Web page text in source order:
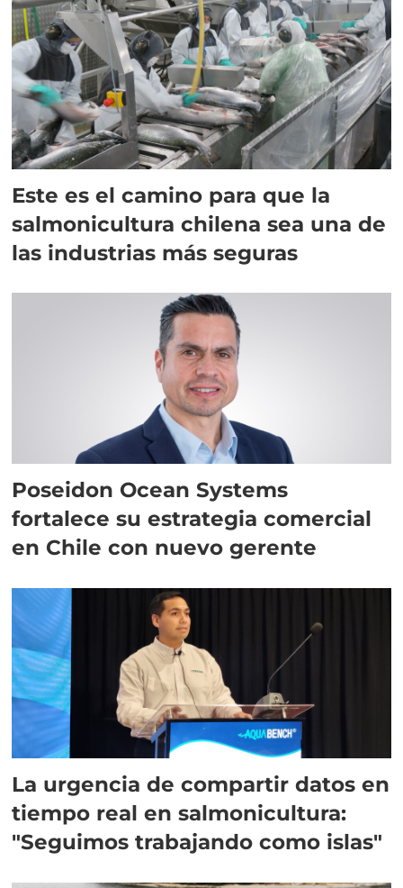
Este es el camino para que la
salmonicultura chilena sea una de
las industrias más seguras
Poseidon Ocean Systems
fortalece su estrategia comercial
en Chile con nuevo gerente
La urgencia de compartir datos en
tiempo real en salmonicultura:
"Seguimos trabajando como islas"